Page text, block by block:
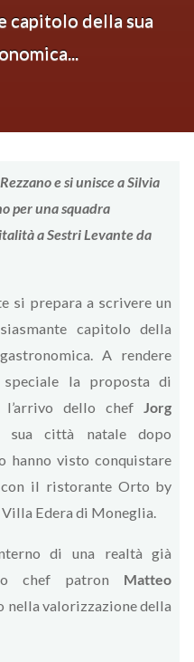
capitolo della sua
e si unisce a Silvia
per una squadra
a Sestri Levante da
si prepara a scrivere un
capitolo della
A rendere
la proposta di
l’arrivo dello chefJorg
città natale dopo
hanno visto conquistare
il ristorante Orto by
Edera di Moneglia.
di una realtà già
lo chef patron Matteo
nella valorizzazione della